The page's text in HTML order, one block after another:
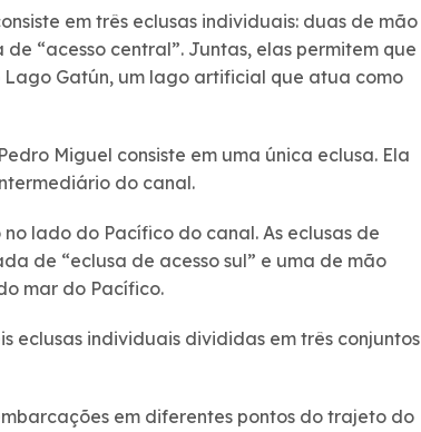
em três eclusas individuais: duas de mão
“acesso central”. Juntas, elas permitem que
Gatún, um lago artificial que atua como
Miguel consiste em uma única eclusa. Ela
do canal.
lado do Pacífico do canal. As eclusas de
de “eclusa de acesso sul” e uma de mão
mar do Pacífico.
eclusas individuais divididas em três conjuntos
em diferentes pontos do trajeto do